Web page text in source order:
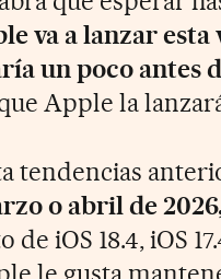
va a lanzar
un poco antes
Apple la
tendencias
o abril de
iOS 18.4, iOS